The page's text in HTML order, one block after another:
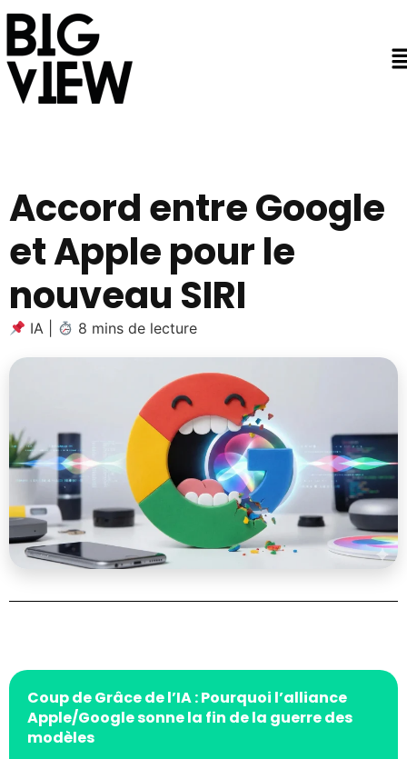
Accord entre Google
et Apple pour le
nouveau SIRI
IA 8 mins de lecture
Coup de Grâce de l’IA : Pourquoi l’alliance
Apple/Google sonne la fin de la guerre des
modèles